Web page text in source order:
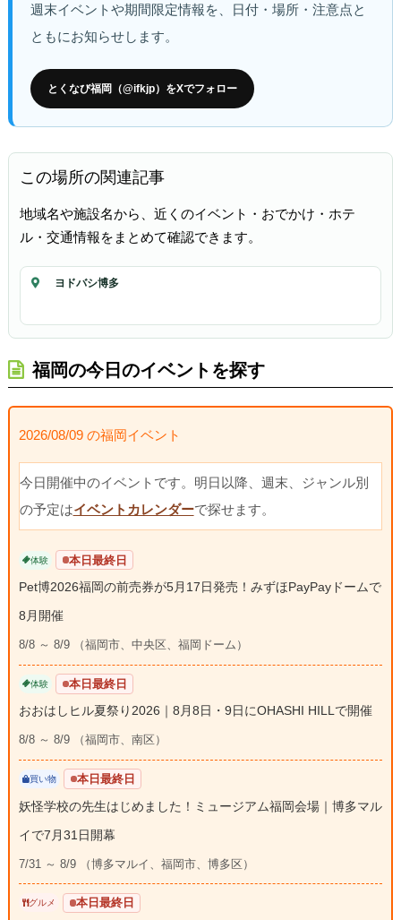
週末イベントや期間限定情報を、日付・場所・注意点と
ともにお知らせします。
とくなび福岡（@ifkjp）をXでフォロー
この場所の関連記事
地域名や施設名から、近くのイベント・おでかけ・ホテ
ル・交通情報をまとめて確認できます。
ヨドバシ博多
福岡の今日のイベントを探す
2026/08/09 の福岡イベント
今日開催中のイベントです。明日以降、週末、ジャンル別
の予定はイベントカレンダーで探せます。
体験 本日最終日
Pet博2026福岡の前売券が5月17日発売！みずほPayPayドームで
8月開催
8/8 ～ 8/9 （福岡市、中央区、福岡ドーム）
体験 本日最終日
おおはしヒル夏祭り2026｜8月8日・9日にOHASHI HILLで開催
8/8 ～ 8/9 （福岡市、南区）
買い物 本日最終日
妖怪学校の先生はじめました！ミュージアム福岡会場｜博多マル
イで7月31日開幕
7/31 ～ 8/9 （博多マルイ、福岡市、博多区）
グルメ 本日最終日